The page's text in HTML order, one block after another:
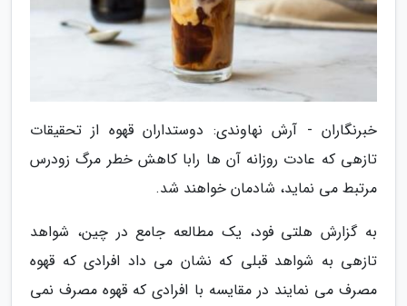
خبرنگاران - آرش نهاوندی: دوستداران قهوه از تحقیقات
تازهی که عادت روزانه آن ها رابا کاهش خطر مرگ زودرس
مرتبط می نماید، شادمان خواهند شد.
به گزارش هلتی فود، یک مطالعه جامع در چین، شواهد
تازهی به شواهد قبلی که نشان می داد افرادی که قهوه
مصرف می نمایند در مقایسه با افرادی که قهوه مصرف نمی